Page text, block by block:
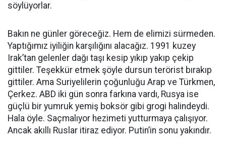
söylüyorlar.
Bakın ne günler göreceğiz. Hem de elimizi sürmeden.
Yaptığımız iyiliğin karşılığını alacağız. 1991 kuzey
Irak’tan gelenler dağı taşı kesip yıkıp yakıp çekip
gittiler. Teşekkür etmek şöyle dursun terörist bırakıp
gittiler. Ama Suriyelilerin çoğunluğu Arap ve Türkmen,
Çerkez. ABD iki gün sonra farkına vardı, Rusya ise
güçlü bir yumruk yemiş boksör gibi grogi halindeydi.
Hala öyle. Saçmalıyor hezimeti yutturmaya çalışıyor.
Ancak akıllı Ruslar itiraz ediyor. Putin’in sonu yakındır.